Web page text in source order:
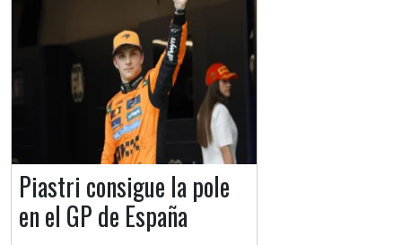
Piastri consigue la pole
en el GP de España